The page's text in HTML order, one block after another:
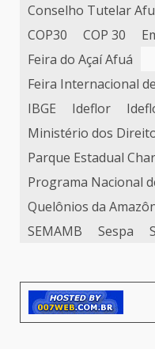
Conselho Tutelar
COP30
COP 30
Feira do Açaí Afuá
Feira Internacional
IBGE
Ideflor
Ministério dos
Parque Estadual
Programa Nacional
Quelônios da
SEMAMB
Sespa